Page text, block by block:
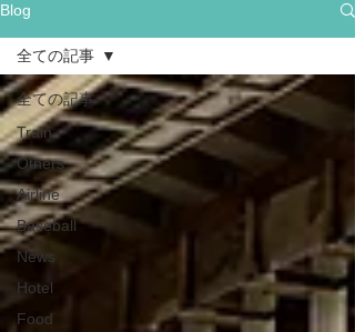
Blog
全ての記事
Train
Others
Airline
Baseball
News
Hotel
Food
全ての記事